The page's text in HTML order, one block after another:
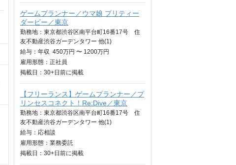
ゲームプランナー／ウマ娘 プリティー
ダービー／東京
勤務地：東京都渋谷区南平台町16番17号 住
友不動産渋谷ガーデンタワー 他(1)
給与： 年収 450万円 〜 1200万円
雇用形態：正社員
掲載日： 30+日 前に掲載
【フリーランス】ゲームプランナー／プ
リンセスコネクト！Re:Dive／東京
勤務地：東京都渋谷区南平台町16番17号 住
友不動産渋谷ガーデンタワー 他(1)
給与： 応相談
雇用形態：業務委託
掲載日： 30+日 前に掲載